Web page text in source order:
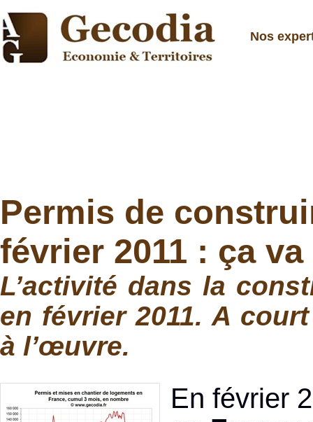
Nos
Permis de
février 2011 : ça
L’activité dans la
en février 2011. A
à l’œuvre.
En février